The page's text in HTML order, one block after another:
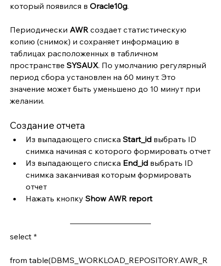
который появился в Oracle10g.
Периодически AWR создает статистическую
копию (снимок) и сохраняет информацию в
таблицах расположенных в табличном
пространстве SYSAUX. По умолчанию регулярный
период сбора установлен на 60 минут. Это
значение может быть уменьшено до 10 минут при
желании.
Создание отчета
Из выпадающего списка Start_id выбрать ID
снимка начиная с которого формировать отчет
Из выпадающего списка End_id выбрать ID
снимка заканчивая которым формировать
отчет
Нажать кнопку Show AWR report
select *
from table(DBMS_WORKLOAD_REPOSITORY.AWR_R